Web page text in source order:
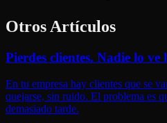
Otros Artículos
Pierdes clientes. Nadie lo ve
En tu empresa hay clientes que se
quejarse, sin ruido. El problema es
demasiado tarde.